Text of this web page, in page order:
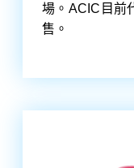
場。ACIC目前
售。